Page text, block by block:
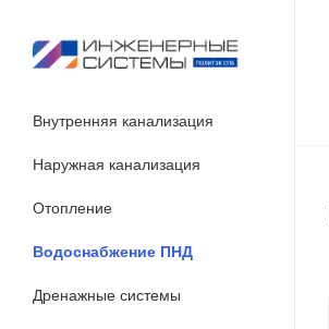
Внутренняя канализация
Наружная канализация
Отопление
Водоснабжение ПНД
Дренажные системы